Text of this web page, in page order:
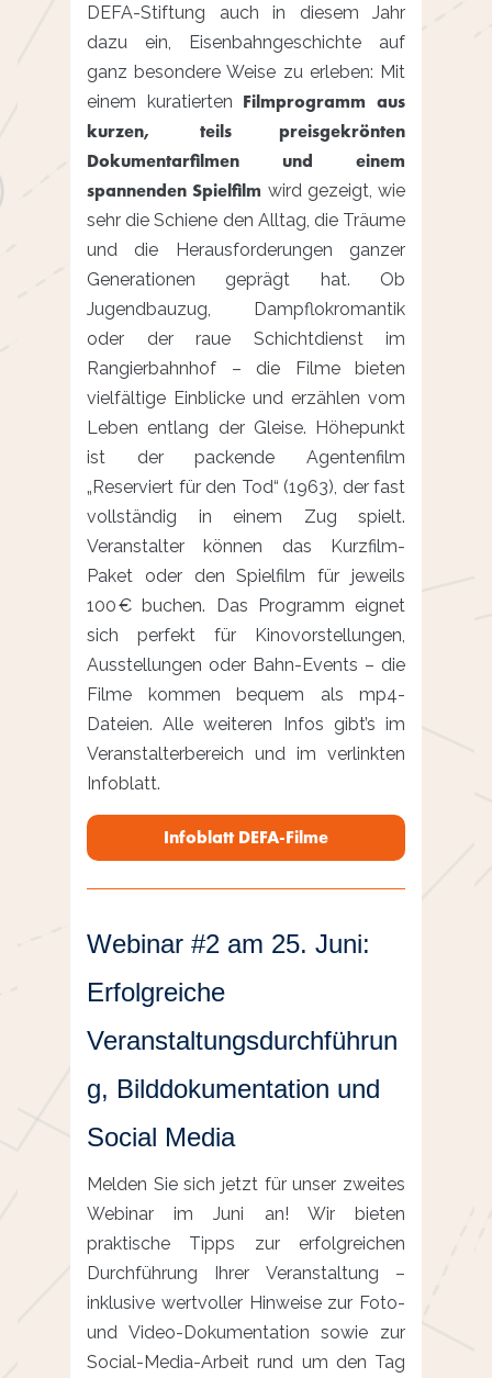
DEFA-Stiftung auch in diesem Jahr
dazu ein, Eisenbahngeschichte auf
ganz besondere Weise zu erleben: Mit
einem kuratierten Filmprogramm aus
kurzen, teils preisgekrönten
Dokumentarfilmen und einem
spannenden Spielfilm wird gezeigt, wie
sehr die Schiene den Alltag, die Träume
und die Herausforderungen ganzer
Generationen geprägt hat. Ob
Jugendbauzug, Dampflokromantik
oder der raue Schichtdienst im
Rangierbahnhof – die Filme bieten
vielfältige Einblicke und erzählen vom
Leben entlang der Gleise. Höhepunkt
ist der packende Agentenfilm
„Reserviert für den Tod“ (1963), der fast
vollständig in einem Zug spielt.
Veranstalter können das Kurzfilm-
Paket oder den Spielfilm für jeweils
100 € buchen. Das Programm eignet
sich perfekt für Kinovorstellungen,
Ausstellungen oder Bahn-Events – die
Filme kommen bequem als mp4-
Dateien. Alle weiteren Infos gibt’s im
Veranstalterbereich und im verlinkten
Infoblatt.
Infoblatt DEFA-Filme
Webinar #2 am 25. Juni:
Erfolgreiche
Veranstaltungsdurchführun
g, Bilddokumentation und
Social Media
Melden Sie sich jetzt für unser zweites
Webinar im Juni an! Wir bieten
praktische Tipps zur erfolgreichen
Durchführung Ihrer Veranstaltung –
inklusive wertvoller Hinweise zur Foto-
und Video-Dokumentation sowie zur
Social-Media-Arbeit rund um den Tag